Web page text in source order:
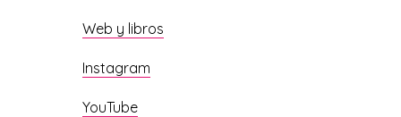
Web y libros
Instagram
YouTube